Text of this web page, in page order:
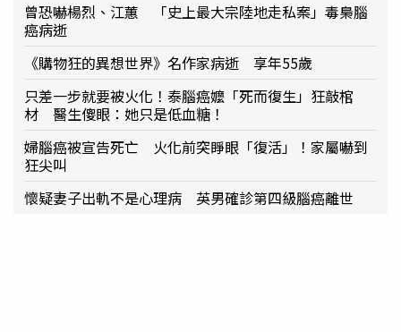
曾恐嚇楊烈、江蕙 「史上最大宗陸地走私案」毒梟腦
癌病逝
《購物狂的異想世界》名作家病逝 享年55歲
只差一步就要被火化！泰腦癌嬤「死而復生」狂敲棺
材 醫生傻眼：她只是低血糖！
婦腦癌被宣告死亡 火化前突睜眼「復活」！家屬嚇到
狂尖叫
懷疑妻子出軌不是心理病 英男確診第四級腦癌離世